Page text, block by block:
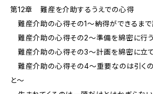
第12章 難産を介助するうえでの心得
難産介助の心得その1～納得ができるま
難産介助の心得その2～準備を綿密に行
難産介助の心得その3～計画を綿密に立
難産介助の心得その4～重要なのは引くの
と～